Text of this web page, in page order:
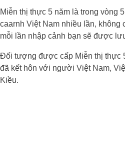
Miễn thị thực 5 năm là trong vòng
caarnh Việt Nam nhiều lần, không
mỗi lần nhập cảnh bạn sẽ được
Đối tượng được cấp Miễn thị thực
đã kết hôn với người Việt Nam,
Kiều.